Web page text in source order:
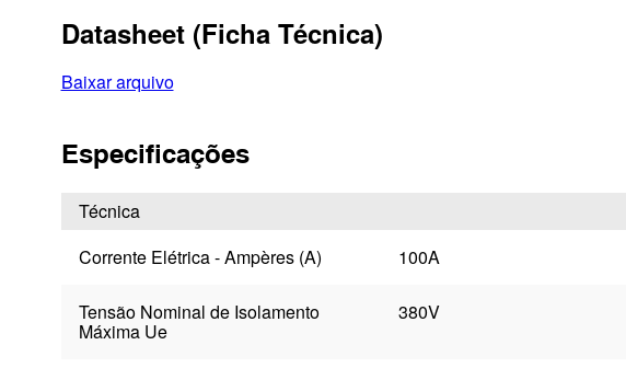
Datasheet (Ficha Técnica)
Baixar arquivo
Especificações
Técnica
Corrente Elétrica - Ampères (A)
100A
Tensão Nominal de Isolamento
Máxima Ue
380V